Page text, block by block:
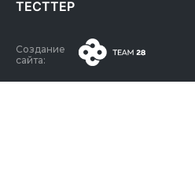
ТЕСТТЕР
Создание
сайта: